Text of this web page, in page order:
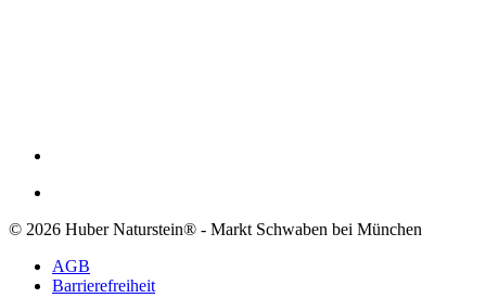
© 2026 Huber Naturstein® - Markt Schwaben bei München
AGB
Barrierefreiheit